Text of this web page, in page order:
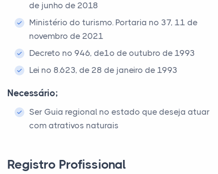
de junho de 2018
Ministério do turismo. Portaria nº 37, 11 de
novembro de 2021
Decreto nº 946, de1º de outubro de 1993
Lei nº 8.623, de 28 de janeiro de 1993
Necessário;
Ser Guia regional no estado que deseja atuar
com atrativos naturais
Registro Profissional